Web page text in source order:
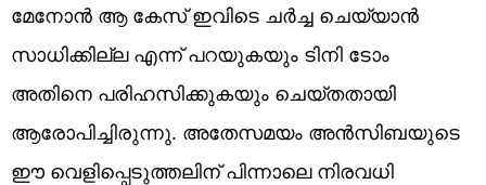
മേനോൻ ആ കേസ് ഇവിടെ ചർച്ച ചെയ്യാൻ
സാധിക്കില്ല എന്ന് പറയുകയും ടിനി ടോം
അതിനെ പരിഹസിക്കുകയും ചെയ്തതായി
ആരോപിച്ചിരുന്നു. അതേസമയം അൻസിബയുടെ
ഈ വെളിപ്പെടുത്തലിന് പിന്നാലെ നിരവധി